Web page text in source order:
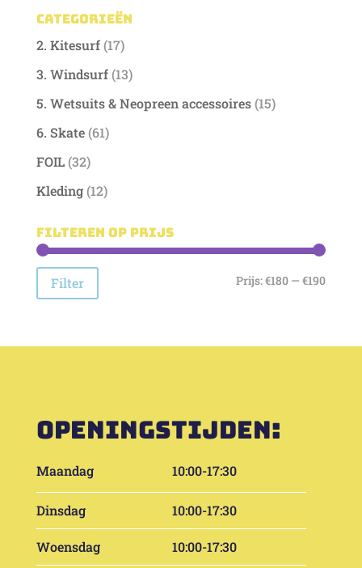
Categorieën
2. Kitesurf (17)
3. Windsurf (13)
5. Wetsuits & Neopreen accessoires (15)
6. Skate (61)
FOIL (32)
Kleding (12)
Filteren op prijs
Min.
Max.
Filter Prijs:€180 —€190
Openingstijden:
Maandag 10:00-17:30
Dinsdag 10:00-17:30
Woensdag 10:00-17:30